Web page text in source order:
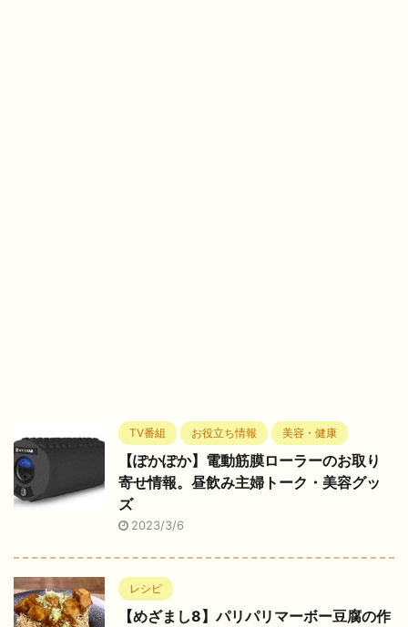
TV番組 お役立ち情報 美容・健康
【ぽかぽか】電動筋膜ローラーのお取り
寄せ情報。昼飲み主婦トーク・美容グッ
ズ
2023/3/6
レシピ
【めざまし8】パリパリマーボー豆腐の作